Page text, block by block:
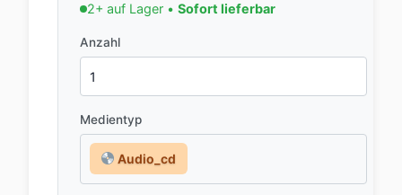
2+ auf Lager • Sofort lieferbar
Anzahl
Medientyp
Audio_cd